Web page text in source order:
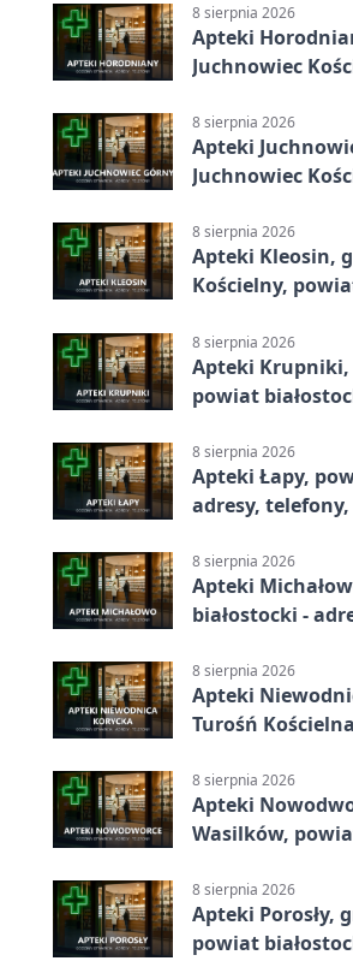
8 sierpnia 2026
Apteki
Juchnowiec
godziny otwarcia
8 sierpnia 2026
Apteki
Juchnowiec
godziny otwarcia
8 sierpnia 2026
Apteki Kleosin,
Kościelny,
8 sierpnia 2026
Apteki Krupniki,
powiat
8 sierpnia 2026
Apteki Łapy,
adresy,
8 sierpnia 2026
Apteki
białostocki -
8 sierpnia 2026
Apteki
Turośń
godziny otwarcia
8 sierpnia 2026
Apteki
Wasilków,
8 sierpnia 2026
Apteki Porosły,
powiat